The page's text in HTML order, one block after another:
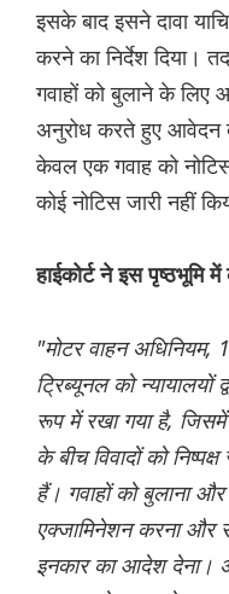
इसके बाद इसने दावा
करने का निर्देश दिया।
गवाहों को बुलाने के लिए
अनुरोध करते हुए आवेदन
केवल एक गवाह को
कोई नोटिस जारी नहीं
हाईकोर्ट ने इस पृष्ठभूमि में
"मोटर वाहन अधिनियम,
ट्रिब्यूनल को न्यायालयों
रूप में रखा गया है, जिसमें
के बीच विवादों को
हैं। गवाहों को बुलाना
एक्जामिनेशन करना और
इनकार का आदेश देना।